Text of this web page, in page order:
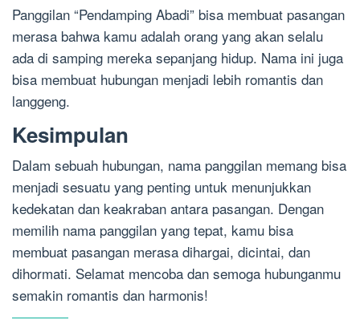
Panggilan “Pendamping Abadi” bisa membuat pasangan
merasa bahwa kamu adalah orang yang akan selalu
ada di samping mereka sepanjang hidup. Nama ini juga
bisa membuat hubungan menjadi lebih romantis dan
langgeng.
Kesimpulan
Dalam sebuah hubungan, nama panggilan memang bisa
menjadi sesuatu yang penting untuk menunjukkan
kedekatan dan keakraban antara pasangan. Dengan
memilih nama panggilan yang tepat, kamu bisa
membuat pasangan merasa dihargai, dicintai, dan
dihormati. Selamat mencoba dan semoga hubunganmu
semakin romantis dan harmonis!